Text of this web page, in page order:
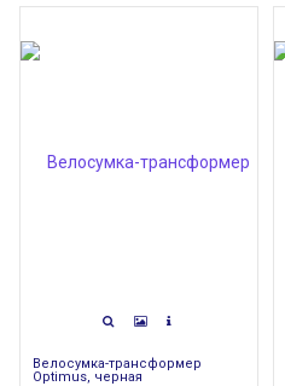
Велосумка-трансформер
Optimus, черная